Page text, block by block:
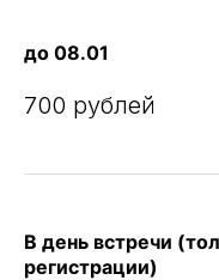
до 08.01
700 рублей
В день встречи
регистрации)